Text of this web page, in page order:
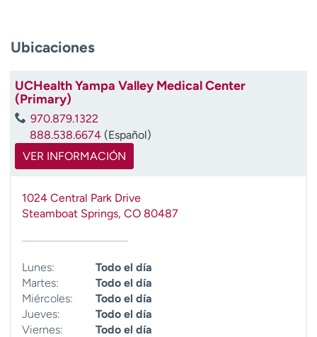
e
n
o
n
a
Ubicaciones
UCHealth Yampa Valley Medical Center
(Primary)
970.879.1322
888.538.6674 (Español)
VER INFORMACIÓN
1024 Central Park Drive
Steamboat Springs, CO 80487
Lunes:
Todo el día
Martes:
Todo el día
Miércoles:
Todo el día
Jueves:
Todo el día
Viernes:
Todo el día